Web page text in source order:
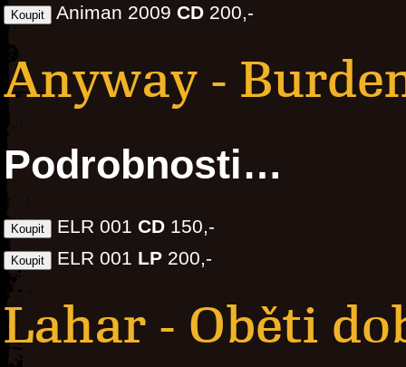
Animan 2009 CD 200,-
Anyway -
Podrobnosti…
ELR 001 CD 150,-
ELR 001 LP 200,-
Lahar - Oběti